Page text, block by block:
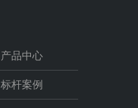
产品中心
标杆案例